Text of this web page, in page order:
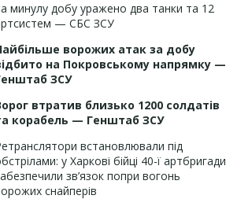
минулу добу уражено два танки та 12
— СБС ЗСУ
ворожих атак за добу
на Покровському напрямку —
ЗСУ
втратив близько 1200 солдатів
корабель — Генштаб ЗСУ
встановлювали під
у Харкові бійці 40-ї артбригади
зв’язок попри вогонь
снайперів